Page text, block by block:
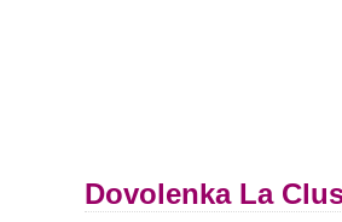
Dovolenka La